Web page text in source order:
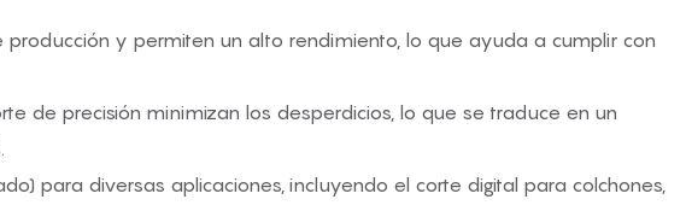
y permiten un alto rendimiento, lo que ayuda a cumplir con
de precisión minimizan los desperdicios, lo que se traduce en un
para diversas aplicaciones, incluyendo el corte digital para colchones,